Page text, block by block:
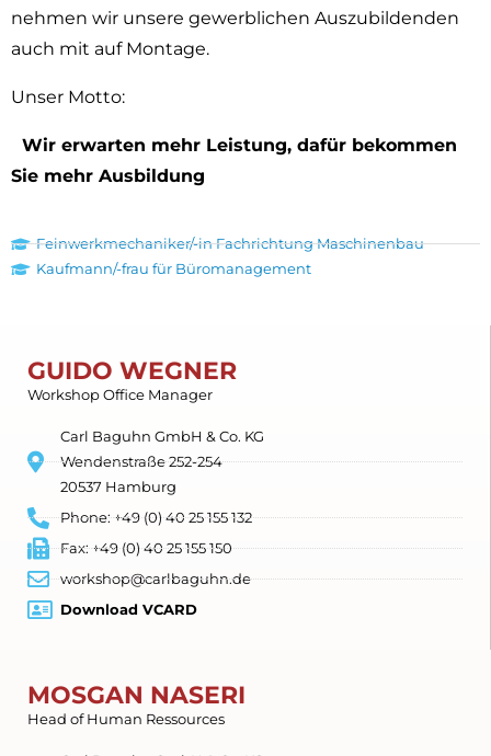
nehmen wir unsere gewerblichen Auszubildenden
auch mit auf Montage.
Unser Motto:
Wir erwarten mehr Leistung, dafür bekommen
Sie mehr Ausbildung
Feinwerkmechaniker/-in Fachrichtung Maschinenbau
Kaufmann/-frau für Büromanagement
GUIDO WEGNER
Workshop Office Manager
Carl Baguhn GmbH & Co. KG
Wendenstraße 252-254
20537 Hamburg
Phone: +49 (0) 40 25 155 132
Fax: +49 (0) 40 25 155 150
workshop@carlbaguhn.de
Download VCARD
MOSGAN NASERI
Head of Human Ressources